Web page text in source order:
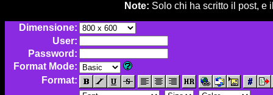
Note: Solo chi ha scritto il post, e
Dimensione:
User:
Password:
Format Mode:
Format: